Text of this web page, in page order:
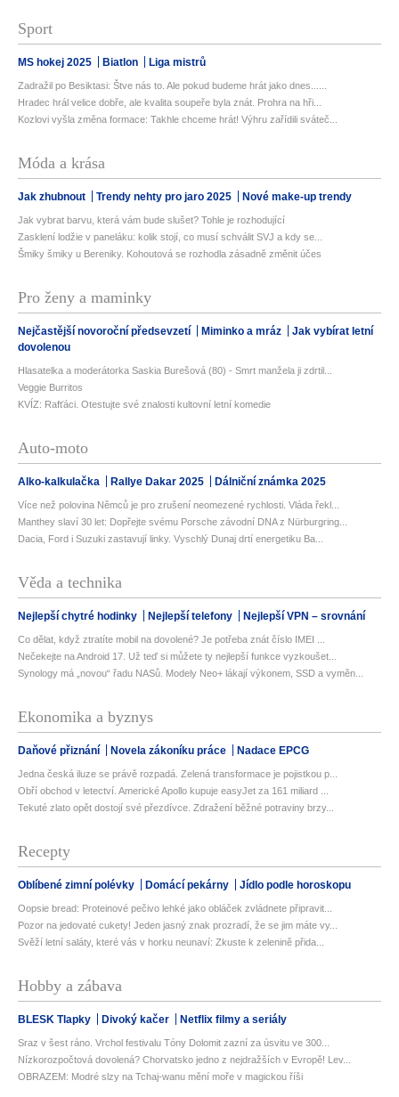
Sport
MS hokej 2025 Biatlon Liga mistrů
Zadražil po Besiktasi: Štve nás to. Ale pokud budeme hrát jako dnes......
Hradec hrál velice dobře, ale kvalita soupeře byla znát. Prohra na hři...
Kozlovi vyšla změna formace: Takhle chceme hrát! Výhru zařídili sváteč...
Móda a krása
Jak zhubnout Trendy nehty pro jaro 2025 Nové make-up trendy
Jak vybrat barvu, která vám bude slušet? Tohle je rozhodující
Zasklení lodžie v paneláku: kolik stojí, co musí schválit SVJ a kdy se...
Šmiky šmiky u Bereniky. Kohoutová se rozhodla zásadně změnit účes
Pro ženy a maminky
Nejčastější novoroční předsevzetí Miminko a mráz
Jak vybírat letní
dovolenou
Hlasatelka a moderátorka Saskia Burešová (80) - Smrt manžela ji zdrtil...
Veggie Burritos
KVÍZ: Rafťáci. Otestujte své znalosti kultovní letní komedie
Auto-moto
Alko-kalkulačka Rallye Dakar 2025 Dálniční známka 2025
Více než polovina Němců je pro zrušení neomezené rychlosti. Vláda řekl...
Manthey slaví 30 let: Dopřejte svému Porsche závodní DNA z Nürburgring...
Dacia, Ford i Suzuki zastavují linky. Vyschlý Dunaj drtí energetiku Ba...
Věda a technika
Nejlepší chytré hodinky Nejlepší telefony Nejlepší VPN – srovnání
Co dělat, když ztratíte mobil na dovolené? Je potřeba znát číslo IMEI ...
Nečekejte na Android 17. Už teď si můžete ty nejlepší funkce vyzkoušet...
Synology má „novou“ řadu NASů. Modely Neo+ lákají výkonem, SSD a vyměn...
Ekonomika a byznys
Daňové přiznání Novela zákoníku práce Nadace EPCG
Jedna česká iluze se právě rozpadá. Zelená transformace je pojistkou p...
Obří obchod v letectví. Americké Apollo kupuje easyJet za 161 miliard ...
Tekuté zlato opět dostojí své přezdívce. Zdražení běžné potraviny brzy...
Recepty
Oblíbené zimní polévky Domácí pekárny Jídlo podle horoskopu
Oopsie bread: Proteinové pečivo lehké jako obláček zvládnete připravit...
Pozor na jedovaté cukety! Jeden jasný znak prozradí, že se jim máte vy...
Svěží letní saláty, které vás v horku neunaví: Zkuste k zelenině přida...
Hobby a zábava
BLESK Tlapky Divoký kačer Netflix filmy a seriály
Sraz v šest ráno. Vrchol festivalu Tóny Dolomit zazní za úsvitu ve 300...
Nízkorozpočtová dovolená? Chorvatsko jedno z nejdražších v Evropě! Lev...
OBRAZEM: Modré slzy na Tchaj-wanu mění moře v magickou říši